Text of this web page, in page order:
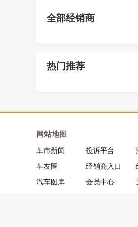
全部经销商
热门推荐
网站地图
车市新闻 投诉平台
车友圈
经销商入口
汽车图库
会员中心